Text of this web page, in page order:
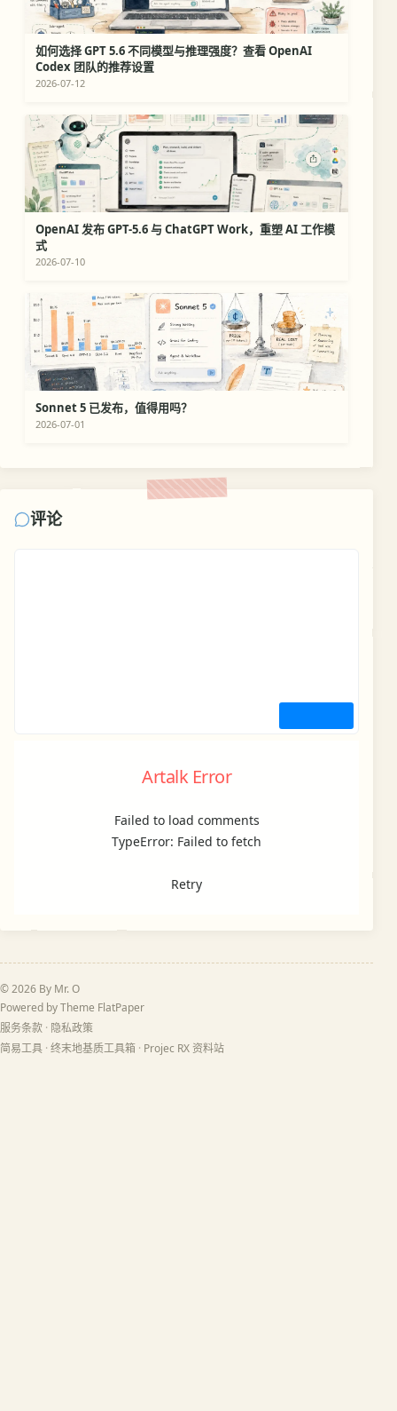
如何选择 GPT 5.6 不同模型与推理强度？查看 OpenAI
Codex 团队的推荐设置
2026-07-12
OpenAI 发布 GPT-5.6 与 ChatGPT Work，重塑 AI 工作模
式
2026-07-10
Sonnet 5 已发布，值得用吗？
2026-07-01
评论
Artalk Error
Failed to load comments
TypeError: Failed to fetch
Retry
© 2026 By Mr. O
Powered by Theme FlatPaper
服务条款 · 隐私政策
简易工具 · 终末地基质工具箱 · Projec RX 资料站